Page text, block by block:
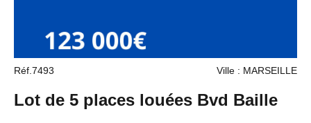
7953190/s17056393, titulaire de la carte de démarchage
immobilier pour le compte de la société France Proprio.
Retrouvez tous nos biens sur notre site internet.
Réf.7493 Ville : MARSEILLE
Lot de 5 places louées Bvd Baille